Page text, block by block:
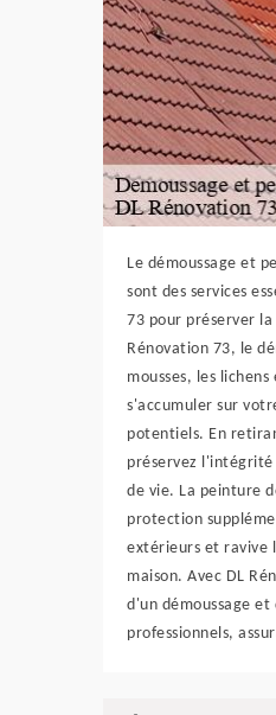
Le démoussage et
sont des services
73 pour préserver
Rénovation 73, le
mousses, les
s'accumuler sur
potentiels. En
préservez
de vie. La peinture
protection
extérieurs et ravive
maison. Avec DL
d'un démoussage
professionnels,